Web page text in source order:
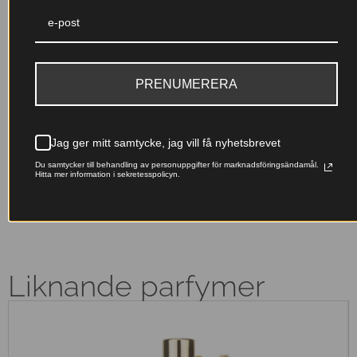
parfymkoncentration (EDP+)
En djupare, mer intensiv doft
med IFRA-certifiering och
Originalfranska doftoljor –
lyxiga dofter till ett pris som
känns rätt.
Våra påfyllningsbara flaskor
minskar avfallet – ta hand om
naturen samtidigt som du doftar
Liknande parfymer
PRENUMERERA
Jag ger mitt samtycke, jag vill få nyhetsbrevet
Du samtycker till behandling av personuppgifter för marknadsföringsändamål.
Hitta mer information i sekretesspolicyn.